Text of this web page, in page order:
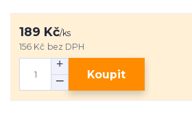
189 Kč/ks
156 Kč bez DPH
Koupit